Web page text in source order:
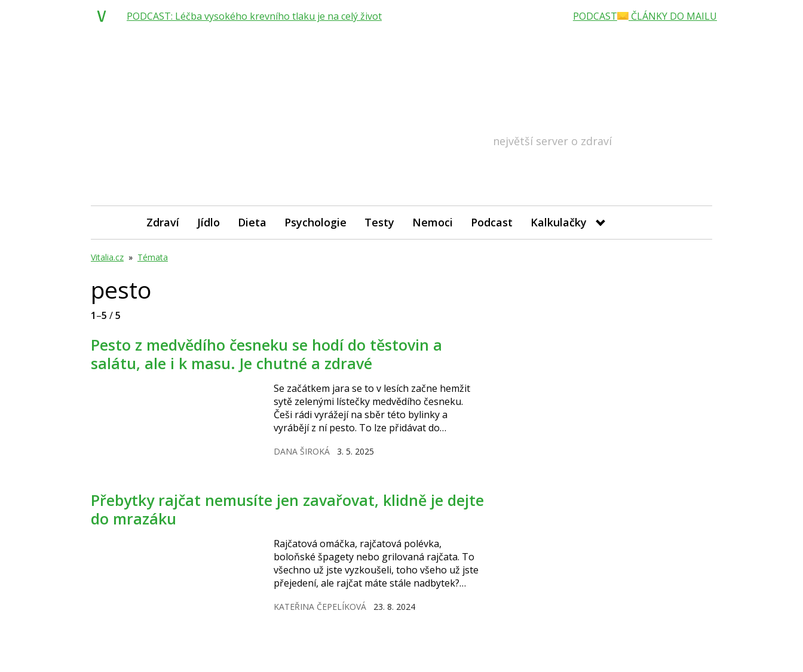
největší server o zdraví
Zdraví Jídlo Dieta Psychologie Testy Nemoci Podcast Kalkulačky
Vitalia.cz » Témata
pesto
1–5 /5
Pesto z medvědího česneku se hodí do těstovin a
salátu, ale i k masu. Je chutné a zdravé
Se začátkem jara se to v lesích začne hemžit
sytě zelenými lístečky medvědího česneku.
Češi rádi vyrážejí na sběr této bylinky a
vyrábějí z ní pesto. To lze přidávat do
od klasického česneku tolik nepálí, ačkoliv
DANA ŠIROKÁ 3. 5. 2025
Přebytky rajčat nemusíte jen zavařovat, klidně je dejte
do mrazáku
Rajčatová omáčka, rajčatová polévka,
boloňské špagety nebo grilovaná rajčata. To
všechno už jste vyzkoušeli, toho všeho už jste
přejedení, ale rajčat máte stále nadbytek?
uchovat na zimu.
KATEŘINA ČEPELÍKOVÁ 23. 8. 2024
PODCAST: Léčba vysokého krevního tlaku je na celý život PODCAST ČLÁNKY DO MAILU